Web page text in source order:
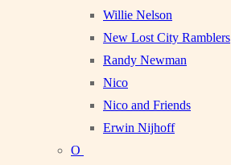
Willie Nelson
New Lost City Ramblers
Randy Newman
Nico
Nico and Friends
Erwin Nijhoff
O